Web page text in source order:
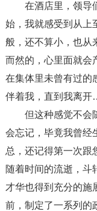
在酒店里，领导
始，我就感受到从上
般，还不算小，也从
而然的，心里面就会
在集体里未曾有过的
伴着我，直到我离
但这种感觉不会
会忘记，毕竟我曾经
总，还记得第一次跟
随着时间的流逝，斗
才华也得到充分的施
前，制定了一系列的